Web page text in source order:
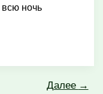
всю ночь
Далее →